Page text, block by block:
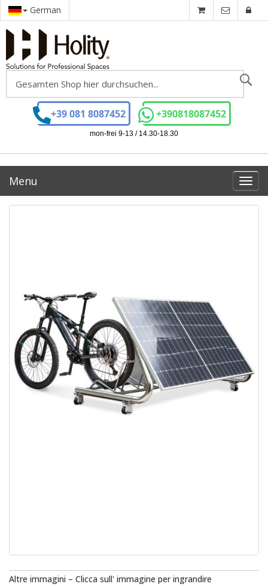
German
+39 081 8087452 +390818087452
mon-frei 9-13 / 14.30-18.30
Menu
Zum
Altre immagini – Clicca sull' immagine per ingrandire